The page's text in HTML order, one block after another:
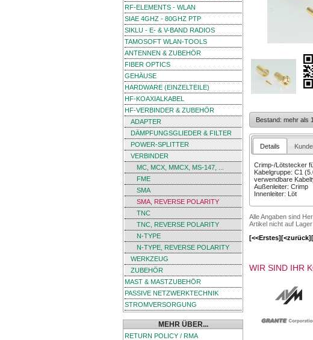
RF-ELEMENTS - WLAN
SIAE 4GHZ - 80GHZ PTP
SIKLU - E- & V-BAND RADIOS
TAMOSOFT WLAN-TOOLS
ANTENNEN & ZUBEHÖR
FIBER OPTICS
GEHÄUSE
HARDWARE (EINZELTEILE)
HF-KOAXIALKABEL
HF-VERBINDER & ZUBEHÖR
ADAPTER
DÄMPFUNGSGLIEDER & FILTER
POWER-SPLITTER
VERBINDER
MC, MCX, MMCX, MS-147, ...
FME
SMA
SMA, REVERSE POLARITY
TNC
TNC, REVERSE POLARITY
N-TYPE
N-TYPE, REVERSE POLARITY
WERKZEUG
ZUBEHÖR
MAST & MASTZUBEHÖR
PASSIVE NETZWERKTECHNIK
STROMVERSORGUNG
MEHR ÜBER...
RETURN POLICY / RMA
Bestand: mehr als
Details
Crimp-/Lötstecker
Kabelgruppe: C1
verwendbare
Außenleiter: Crimp
Innenleiter: Löt
Alle Angaben sind
Artikel nicht auf
[<<Erstes][<zurück]
WIR SIND IHR